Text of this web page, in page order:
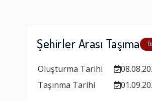
Şehirler Arası Taşıma
Oluşturma Tarihi
Taşınma Tarihi